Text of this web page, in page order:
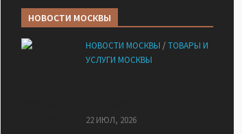
НОВОСТИ МОСКВЫ
НОВОСТИ МОСКВЫ /ТОВАРЫ И
УСЛУГИ МОСКВЫ
22 ИЮЛ, 2026